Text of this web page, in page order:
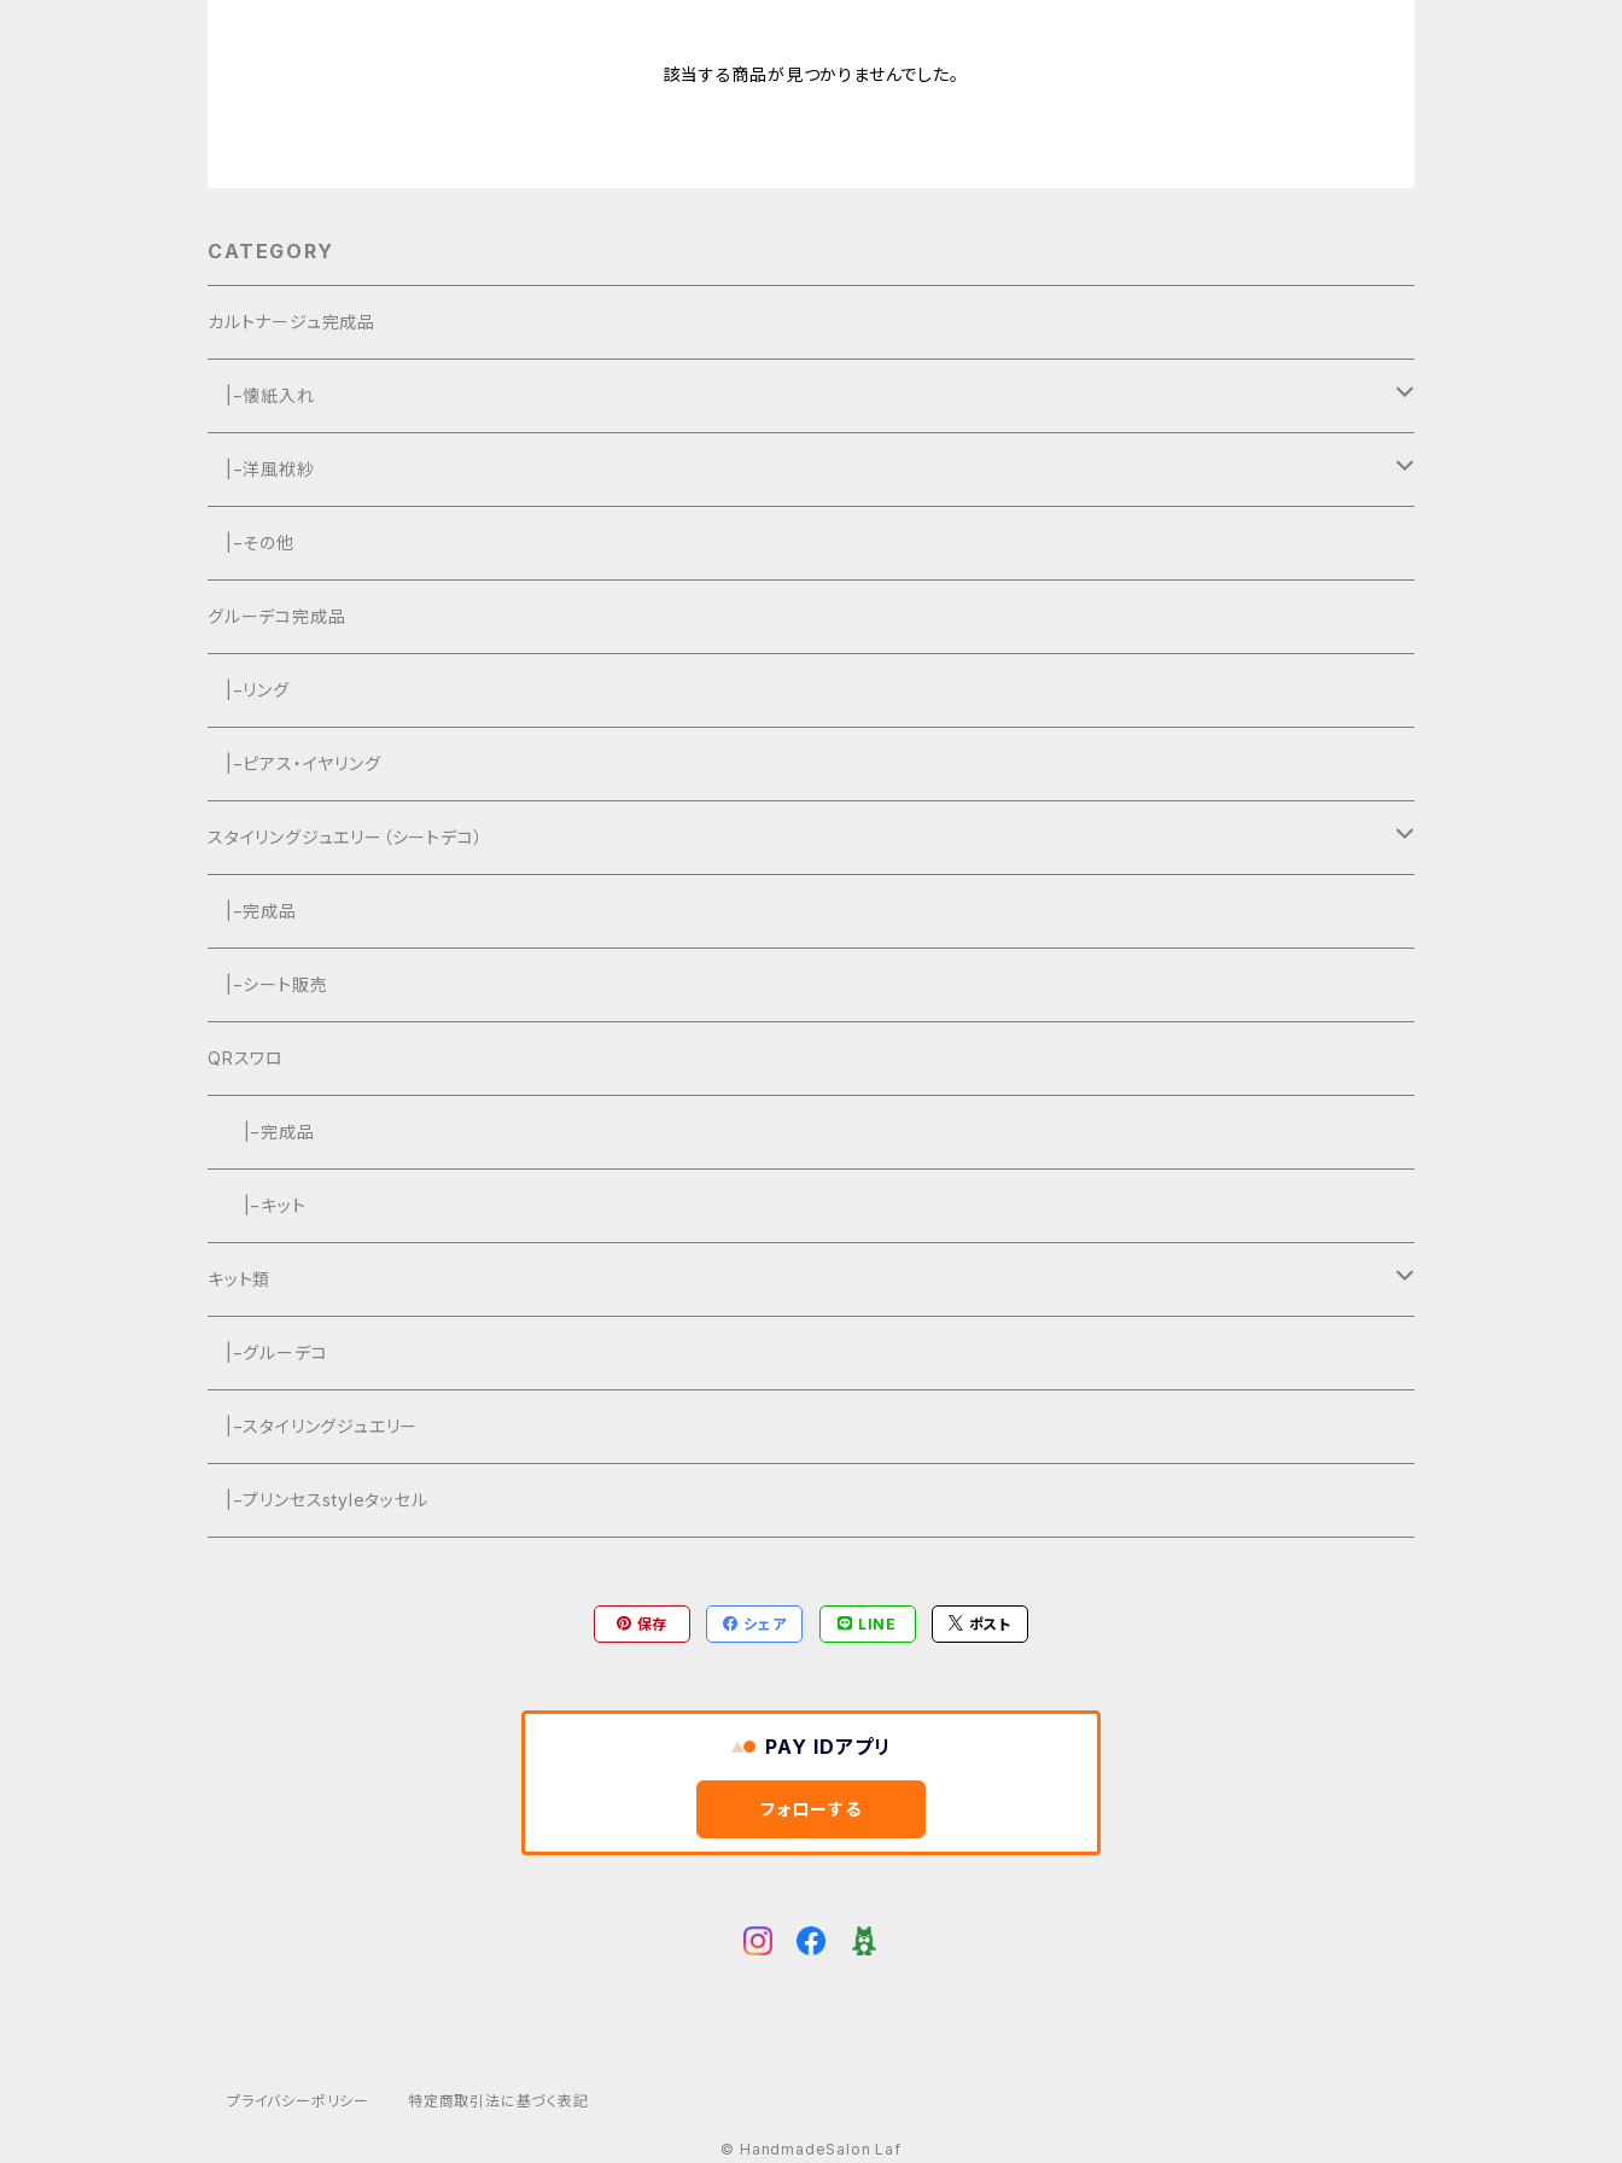
該当する商品が見つかりませんでした。
CATEGORY
カルトナージュ完成品
|−懐紙入れ
|−タッセル付き
|−タッセルなし
|−洋風袱紗
|−タッセル付き
|−タッセルなし
|−その他
グルーデコ完成品
|−リング
|−ピアス・イヤリング
スタイリングジュエリー（シートデコ）
数秘＆カラー®︎コラボ作品
|−完成品
|−シート販売
QRスワロ
|−完成品
|−キット
キット類
グルーデコ
|−グルーデコ
|−スタイリングジュエリー
|−プリンセスstyleタッセル
保存 シェア LINE ポスト
PAY IDアプリ
フォローする
プライバシーポリシー 特定商取引法に基づく表記
© HandmadeSalon Laf